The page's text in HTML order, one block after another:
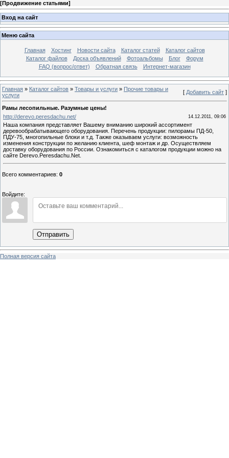
[Продвижение статьями]
Вход на сайт
Меню сайта
Главная Хостинг Новости сайта Каталог статей
Каталог сайтов
Каталог файлов
Доска объявлений Фотоальбомы Блог
Форум
FAQ (вопрос/ответ)
Обратная связь Интернет-магазин
Главная » Каталог сайтов » Товары и услуги » Прочие товары и
услуги
[ Добавить сайт ]
Рамы лесопильные. Разумные цены!
http://derevo.peresdachu.net/
14.12.2011, 09:06
Наша компания представляет Вашему вниманию широкий ассортимент
деревообрабатывающего оборудования. Перечень продукции: пилорамы ПД-50,
ПДУ-75, многопильные блоки и т.д. Также оказываем услуги: возможность
изменения конструкции по желанию клиента, шеф монтаж и др. Осуществляем
доставку оборудования по России. Ознакомиться с каталогом продукции можно на
сайте Derevo.Peresdachu.Net.
Всего комментариев: 0
Войдите:
Отправить
Полная версия сайта